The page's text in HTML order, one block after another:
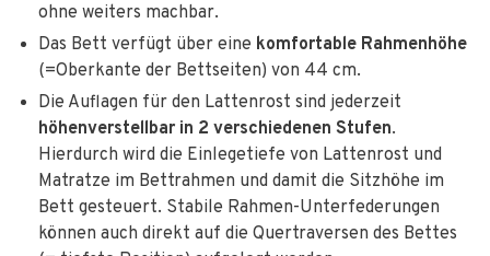
ohne weiters machbar.
Das Bett verfügt über eine komfortable Rahmenhöhe
(=Oberkante der Bettseiten) von 44 cm.
Die Auflagen für den Lattenrost sind jederzeit
höhenverstellbar in 2 verschiedenen Stufen.
Hierdurch wird die Einlegetiefe von Lattenrost und
Matratze im Bettrahmen und damit die Sitzhöhe im
Bett gesteuert. Stabile Rahmen-Unterfederungen
können auch direkt auf die Quertraversen des Bettes